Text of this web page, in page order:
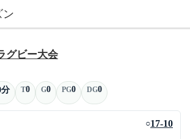
ン
グビー大会
分 T0 G0 PG0 DG0
○17-10